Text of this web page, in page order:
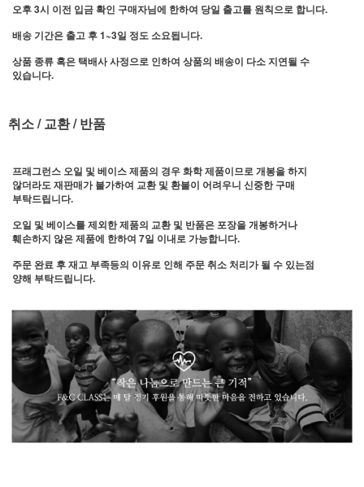
오후 3시 이전 입금 확인 구매자님에 한하여 당일 출고를 원칙으로 합니다.
배송 기간은 출고 후 1~3일 정도 소요됩니다.
상품 종류 혹은 택배사 사정으로 인하여 상품의 배송이 다소 지연될 수
있습니다.
취소 / 교환 / 반품
프래그런스 오일 및 베이스 제품의 경우 화학 제품이므로 개봉을 하지
않더라도 재판매가 불가하여 교환 및 환불이 어려우니 신중한 구매
부탁드립니다.
오일 및 베이스를 제외한 제품의 교환 및 반품은 포장을 개봉하거나
훼손하지 않은 제품에 한하여 7일 이내로 가능합니다.
주문 완료 후 재고 부족등의 이유로 인해 주문 취소 처리가 될 수 있는점
양해 부탁드립니다.